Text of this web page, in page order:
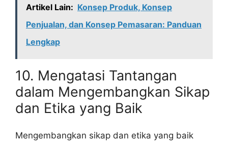
Artikel Lain: Konsep Produk, Konsep
Penjualan, dan Konsep Pemasaran: Panduan
Lengkap
10. Mengatasi Tantangan
dalam Mengembangkan Sikap
dan Etika yang Baik
Mengembangkan sikap dan etika yang baik